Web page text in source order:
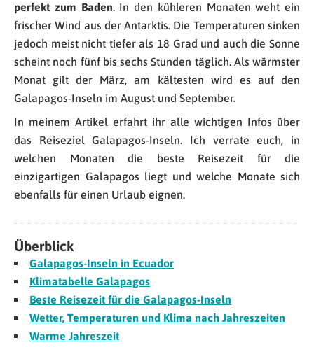
perfekt zum Baden. In den kühleren Monaten weht ein
frischer Wind aus der Antarktis. Die Temperaturen sinken
jedoch meist nicht tiefer als 18 Grad und auch die Sonne
scheint noch fünf bis sechs Stunden täglich. Als wärmster
Monat gilt der März, am kältesten wird es auf den
Galapagos-Inseln im August und September.
In meinem Artikel erfahrt ihr alle wichtigen Infos über
das Reiseziel Galapagos-Inseln. Ich verrate euch, in
welchen Monaten die beste Reisezeit für die
einzigartigen Galapagos liegt und welche Monate sich
ebenfalls für einen Urlaub eignen.
Überblick
Galapagos-Inseln in Ecuador
Klimatabelle Galapagos
Beste Reisezeit für die Galapagos-Inseln
Wetter, Temperaturen und Klima nach Jahreszeiten
Warme Jahreszeit